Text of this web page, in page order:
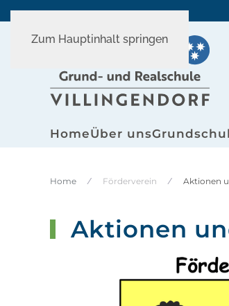
Zum Hauptinhalt springen
HomeÜber uns
Home Förderverein Aktionen
Aktionen